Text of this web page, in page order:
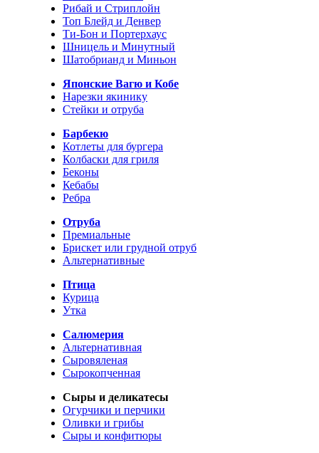
Рибай и Стриплойн
Топ Блейд и Денвер
Ти-Бон и Портерхаус
Шницель и Минутный
Шатобрианд и Миньон
Японские Вагю и Кобе
Нарезки якинику
Стейки и отруба
Барбекю
Котлеты для бургера
Колбаски для гриля
Беконы
Кебабы
Ребра
Отруба
Премиальные
Брискет или грудной отруб
Альтернативные
Птица
Курица
Утка
Салюмерия
Альтернативная
Сыровяленая
Сырокопченная
Сыры и деликатесы
Огурчики и перчики
Оливки и грибы
Сыры и конфитюры